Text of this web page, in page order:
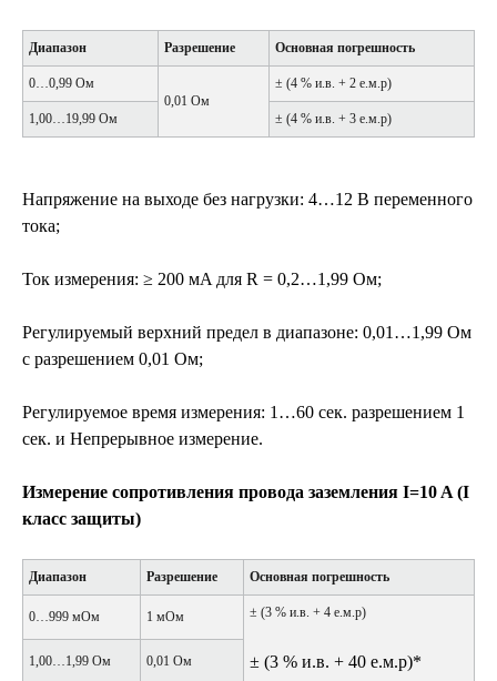
Диапазон Разрешение Основная погрешность
0…0,99 Ом
0,01 Ом
± (4 % и.в. + 2 е.м.р)
1,00…19,99 Ом ± (4 % и.в. + 3 е.м.р)
Напряжение на выходе без нагрузки: 4…12 В переменного
тока;
Ток измерения: ≥ 200 мA для R = 0,2…1,99 Ом;
Регулируемый верхний предел в диапазоне: 0,01…1,99 Ом
с разрешением 0,01 Ом;
Регулируемое время измерения: 1…60 сек. разрешением 1
сек. и Непрерывное измерение.
Измерение сопротивления провода заземления I=10 A (I
класс защиты)
Диапазон Разрешение Основная погрешность
0…999 мОм 1 мОм ± (3 % и.в. + 4 е.м.р)
± (3 % и.в. + 40 е.м.р)*
1,00…1,99 Ом 0,01 Ом